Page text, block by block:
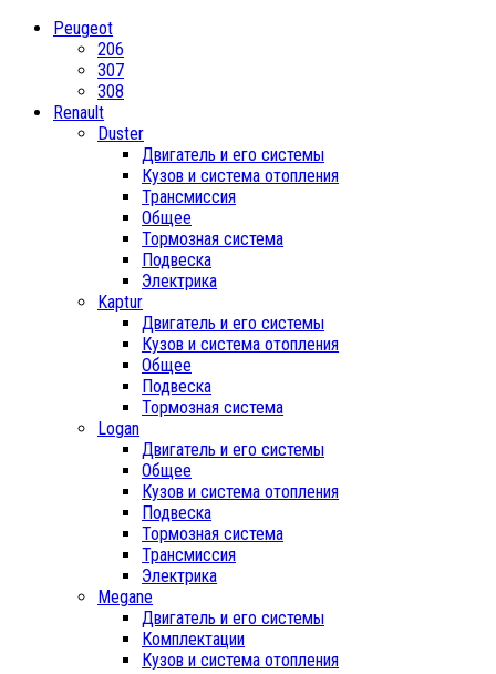
Peugeot
206
307
308
Renault
Duster
Двигатель и его системы
Кузов и система отопления
Трансмиссия
Общее
Тормозная система
Подвеска
Электрика
Kaptur
Двигатель и его системы
Кузов и система отопления
Общее
Подвеска
Тормозная система
Logan
Двигатель и его системы
Общее
Кузов и система отопления
Подвеска
Тормозная система
Трансмиссия
Электрика
Megane
Двигатель и его системы
Комплектации
Кузов и система отопления